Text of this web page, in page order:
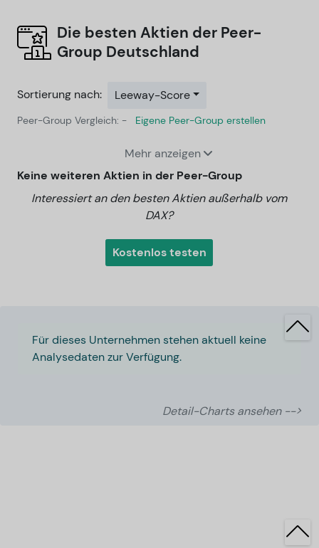
Die besten Aktien der Peer-
Group Deutschland
Sortierung nach: Leeway-Score
Peer-Group Vergleich: - Eigene Peer-Group erstellen
Mehr anzeigen
Keine weiteren Aktien in der Peer-Group
Interessiert an den besten Aktien außerhalb vom
DAX?
Kostenlos testen
Für dieses Unternehmen stehen aktuell keine
Analysedaten zur Verfügung.
Detail-Charts ansehen -->